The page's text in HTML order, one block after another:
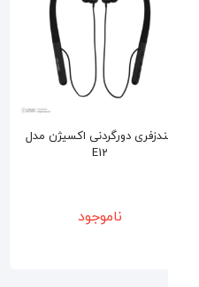
دورگردنی اکسیژن مدل
ناموجود